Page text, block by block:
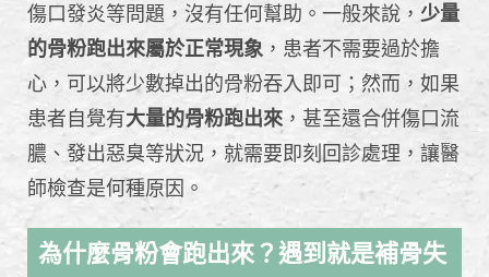
傷口發炎等問題，沒有任何幫助。一般來說， 少量
的骨粉跑出來屬於正常現象 ，患者不需要過於擔
心，可以將少數掉出的骨粉吞入即可；然而，如果
患者自覺有大量的骨粉跑出來，甚至還合併傷口流
膿、發出惡臭等狀況，就需要即刻回診處理，讓醫
師檢查是何種原因。
為什麼骨粉會跑出來？遇到就是補骨失